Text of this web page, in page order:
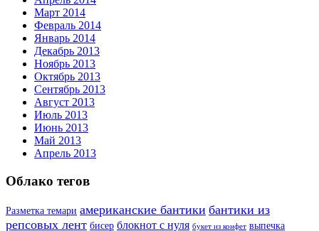
Март 2014
Февраль 2014
Январь 2014
Декабрь 2013
Ноябрь 2013
Октябрь 2013
Сентябрь 2013
Август 2013
Июль 2013
Июнь 2013
Май 2013
Апрель 2013
Облако тегов
Разметка темари американские бантики бантики из
репсовых лент бисер блокнот с нуля букет из конфет выпечка